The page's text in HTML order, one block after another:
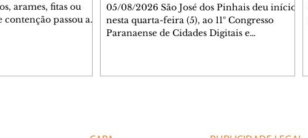
arames, fitas ou
passou a
05/08/2026 São José dos Pinhais deu início,
nesta quarta-feira (5), ao 11º Congresso
Paranaense de Cidades Digitais e
secretários, vereadores, servidores públicos,